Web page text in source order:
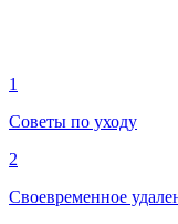
1
Советы по уходу
2
Своевременное